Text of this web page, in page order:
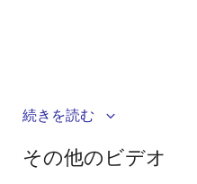
This video showcases a
solution measures
続きを読む
その他のビデオ